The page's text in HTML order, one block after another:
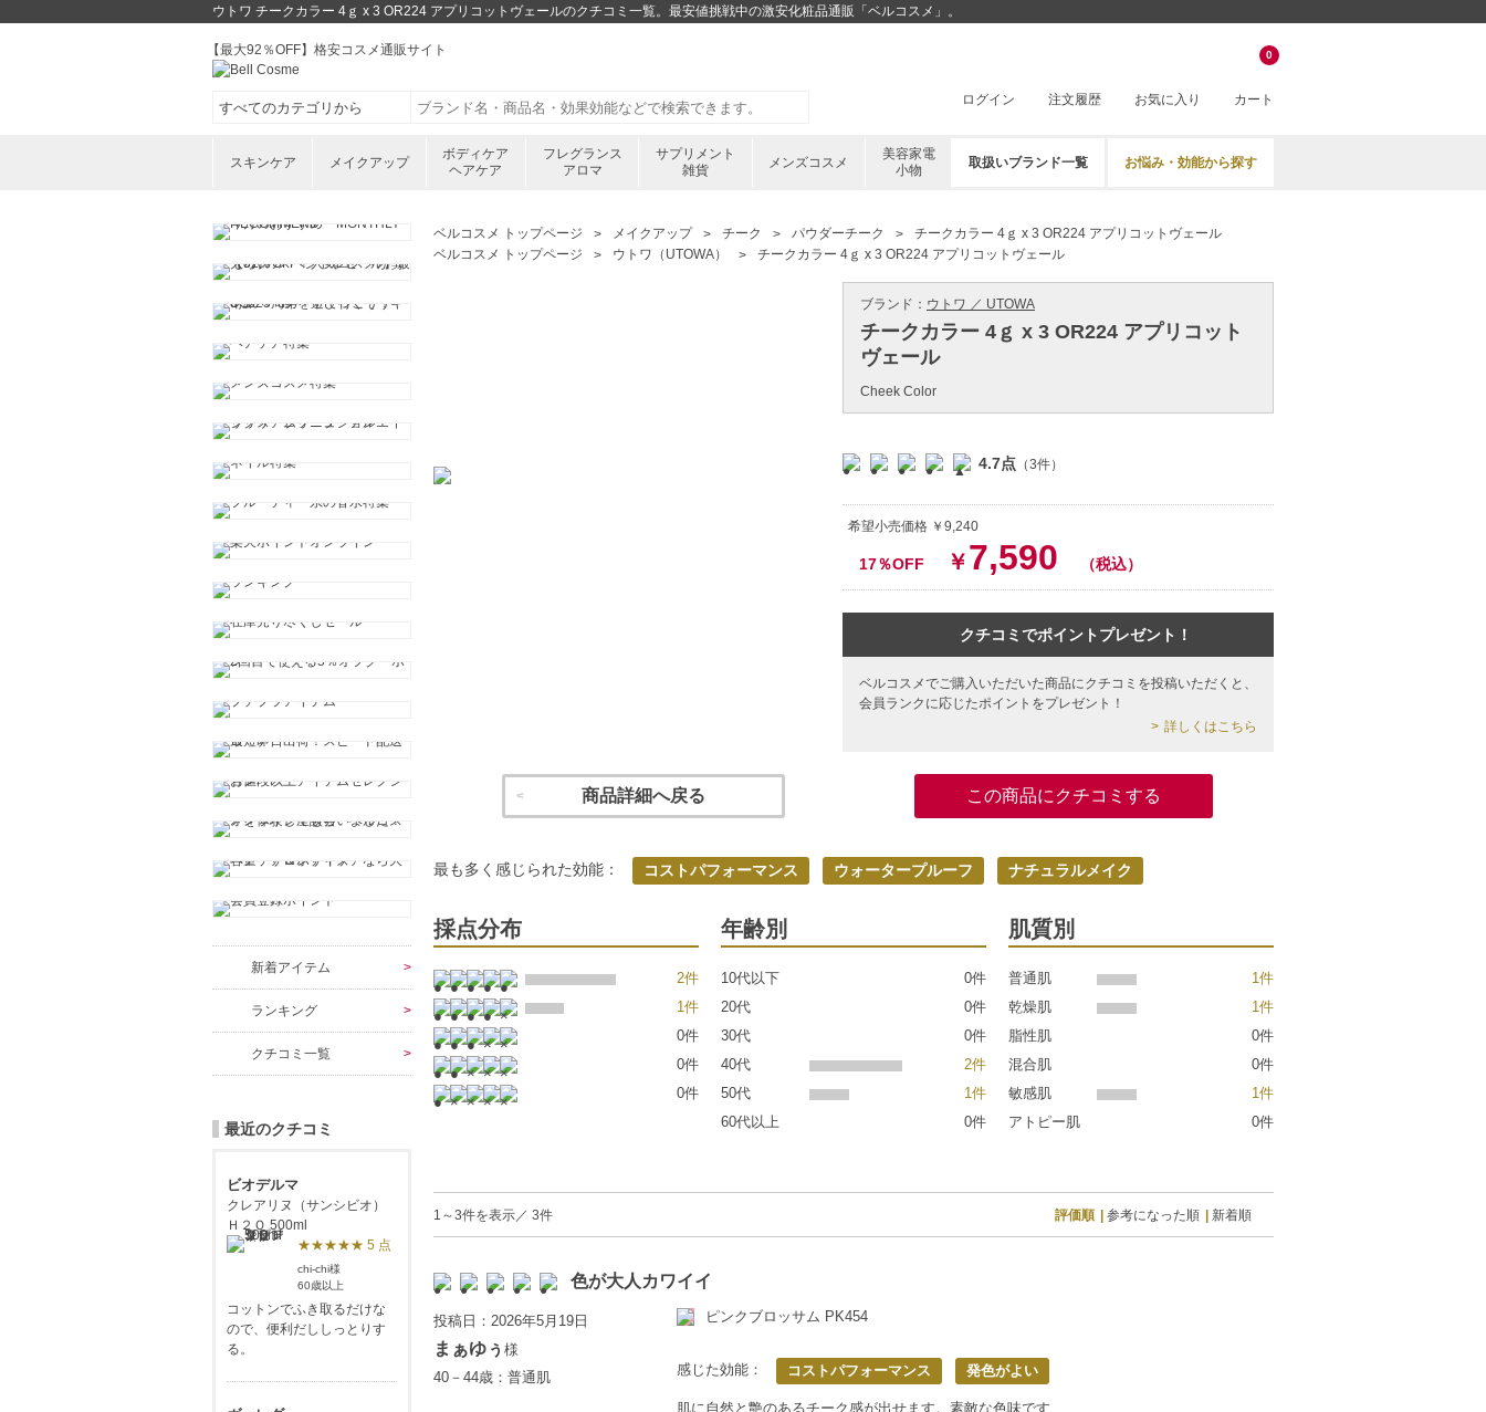
ウトワ チークカラー 4ｇ x 3 OR224 アプリコットヴェールのクチコミ一覧。最安値挑戦中の激安化粧品通販「ベルコスメ」。
【最大92％OFF】格安コスメ通販サイト
ログイン 注文履歴 お気に入り カート
0
スキンケア メイクアップ
ボディケア
ヘアケア
フレグランス
アロマ
サプリメント
雑貨
メンズコスメ
美容家電
小物
取扱いブランド一覧 お悩み・効能から探す
ベルコスメ トップページ メイクアップ チーク パウダーチーク
チークカラー 4ｇ x 3 OR224 アプリコットヴェール
ベルコスメ トップページ
ウトワ（UTOWA） チークカラー 4ｇ x 3 OR224 アプリコットヴェール
ブランド： ウトワ ／ UTOWA
チークカラー 4ｇ x 3 OR224 アプリコット
ヴェール
Cheek Color
4.7点 （3件）
希望小売価格 ￥9,240
17％OFF ￥7,590 （税込）
クチコミでポイントプレゼント！
ベルコスメでご購入いただいた商品にクチコミを投稿いただくと、
会員ランクに応じたポイントをプレゼント！
詳しくはこちら
商品詳細へ戻る この商品にクチコミする
最も多く感じられた効能： コストパフォーマンス ウォータープルーフ ナチュラルメイク
採点分布
2件
1件
0件
0件
0件
年齢別
10代以下
0件
20代
0件
30代
0件
40代
2件
50代
1件
60代以上
0件
肌質別
普通肌
1件
乾燥肌
1件
脂性肌
0件
混合肌
0件
敏感肌
1件
アトピー肌
0件
1～3件を表示／ 3件 評価順 参考になった順 新着順
色が大人カワイイ
投稿日：2026年5月19日
まぁゆぅ 様
40－44歳：普通肌
ピンクブロッサム PK454
感じた効能： コストパフォーマンス 発色がよい
肌に自然と艶のあるチーク感が出せます。素敵な色味です
新着アイテム
ランキング
クチコミ一覧
最近のクチコミ
ビオデルマ
クレアリヌ（サンシビオ）
Ｈ２Ｏ 500ml
★★★★★ 5 点
chi-chi様
60歳以上
コットンでふき取るだけな
ので、便利だししっとりす
る。